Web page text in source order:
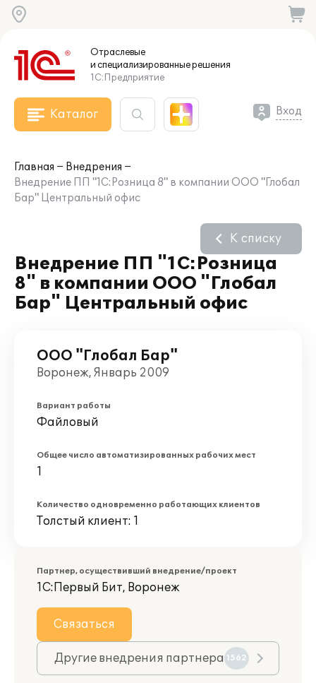
Отраслевые
и специализированныерешения
1С:Предприятие
Каталог Вход
Главная
Внедрения
Внедрение ПП "1С:Розница 8" в компании ООО "Глобал
Бар" Центральный офис
Внедрение ПП "1С:Розница
8" в компании ООО "Глобал
Бар" Центральный офис
К списку
ООО "Глобал Бар"
Воронеж, Январь 2009
Вариант работы
Файловый
Общее число автоматизированных рабочих мест
1
Количество одновременно работающих клиентов
Толстый клиент: 1
Партнер, осуществивший внедрение/проект
1С:Первый Бит, Воронеж
Связаться
Другие внедрения партнера 1562